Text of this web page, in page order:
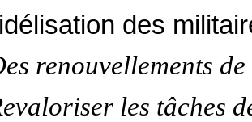
des
renouvellements
les tâches